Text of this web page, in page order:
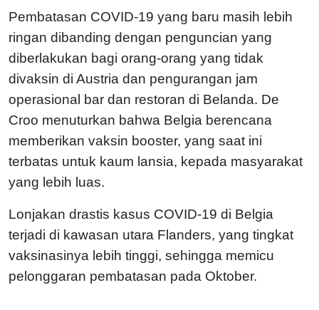
Pembatasan COVID-19 yang baru masih lebih
ringan dibanding dengan penguncian yang
diberlakukan bagi orang-orang yang tidak
divaksin di Austria dan pengurangan jam
operasional bar dan restoran di Belanda. De
Croo menuturkan bahwa Belgia berencana
memberikan vaksin booster, yang saat ini
terbatas untuk kaum lansia, kepada masyarakat
yang lebih luas.
Lonjakan drastis kasus COVID-19 di Belgia
terjadi di kawasan utara Flanders, yang tingkat
vaksinasinya lebih tinggi, sehingga memicu
pelonggaran pembatasan pada Oktober.